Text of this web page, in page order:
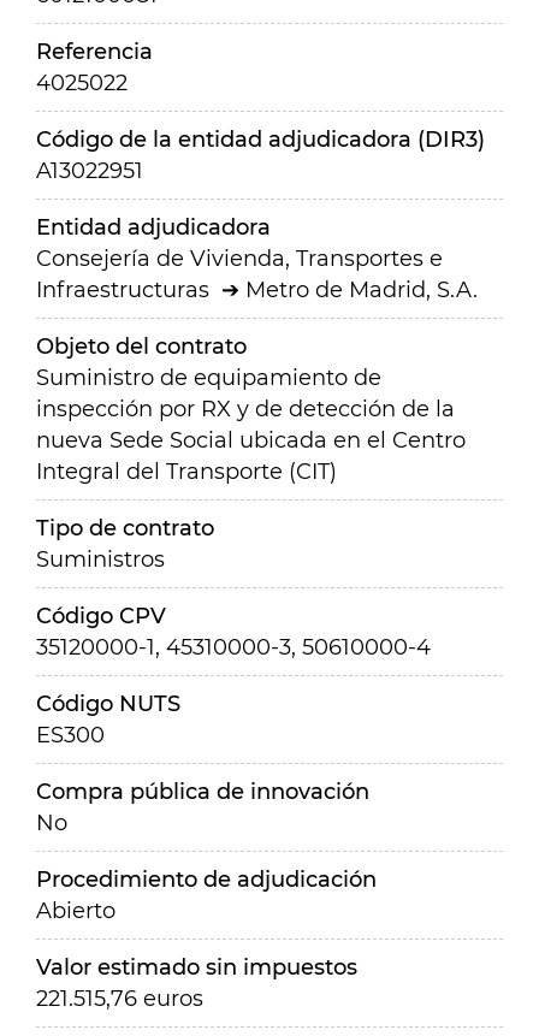
Referencia
4025022
Código de la entidad adjudicadora (DIR3)
A13022951
Entidad adjudicadora
Consejería de Vivienda, Transportes e
Infraestructuras
Metro de Madrid, S.A.
Objeto del contrato
Suministro de equipamiento de
inspección por RX y de detección de la
nueva Sede Social ubicada en el Centro
Integral del Transporte (CIT)
Tipo de contrato
Suministros
Código CPV
35120000-1, 45310000-3, 50610000-4
Código NUTS
ES300
Compra pública de innovación
No
Procedimiento de adjudicación
Abierto
Valor estimado sin impuestos
221.515,76 euros